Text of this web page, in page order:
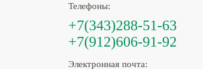
Телефоны:
+7(343)288-51-63
+7(912)606-91-92
Электронная почта: